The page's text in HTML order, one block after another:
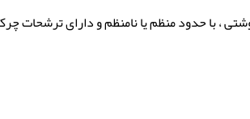
، با حدود منظم یا نامنظم و دارای ترشحات